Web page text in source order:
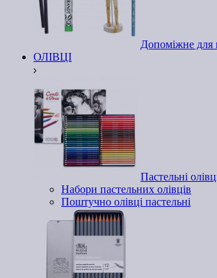
Допоміжне для
ОЛІВЦІ
Пастельні
Набори пастельних олівців
Поштучно олівці пастельні